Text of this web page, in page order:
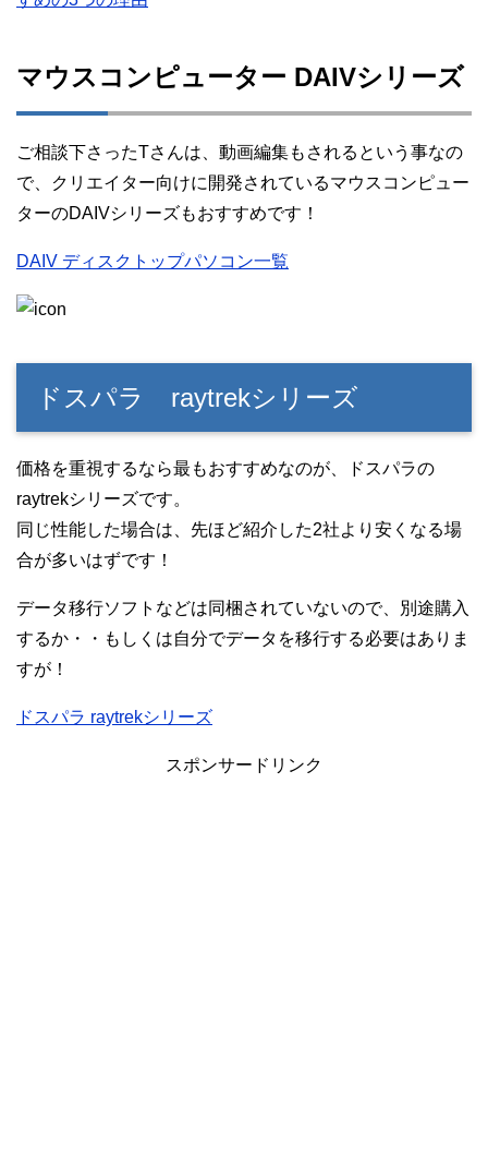
マウスコンピューター DAIVシリーズ
ご相談下さったTさんは、動画編集もされるという事なの
で、クリエイター向けに開発されているマウスコンピュー
ターのDAIVシリーズもおすすめです！
DAIV ディスクトップパソコン一覧
ドスパラ raytrekシリーズ
価格を重視するなら最もおすすめなのが、ドスパラの
raytrekシリーズです。
同じ性能した場合は、先ほど紹介した2社より安くなる場
合が多いはずです！
データ移行ソフトなどは同梱されていないので、別途購入
するか・・もしくは自分でデータを移行する必要はありま
すが！
ドスパラ raytrekシリーズ
スポンサードリンク